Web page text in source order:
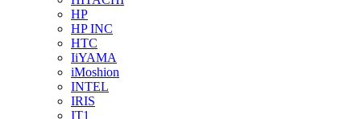
HP
HP INC
HTC
IiYAMA
iMoshion
INTEL
IRIS
IT1